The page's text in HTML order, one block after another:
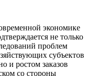
экономике
не только
проблем
субъектов
и ростом заказов
со стороны